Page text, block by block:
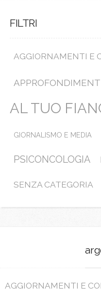
FILTRI
AGGIORNAMENTI E
AL TUO
GIORNALISMO E MEDIA
PSICONCOLOGIA
SENZA CATEGORIA
AGGIORNAMENTI E